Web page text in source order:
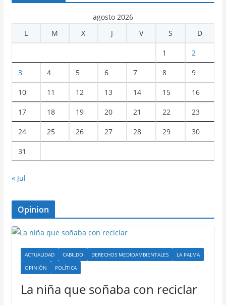
agosto 2026
L
M X J V S D
1 2
3 4 5 6 7 8 9
10 11 12 13 14 15 16
17 18 19 20 21 22 23
24 25 26 27 28 29 30
31
« Jul
Opinion
ACTUALIDAD CABILDO DERECHOS MEDIOAMBIENTALES
LA PALMA
OPINIÓN
POLÍTICA
La niña que soñaba con reciclar